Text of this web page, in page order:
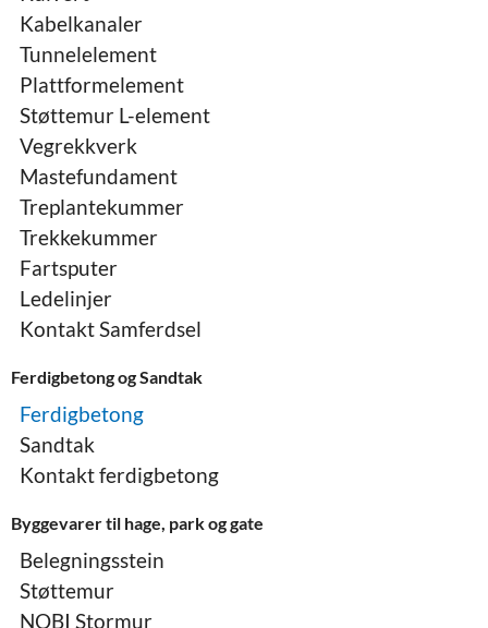
Kabelkanaler
Tunnelelement
Plattformelement
Støttemur L-element
Vegrekkverk
Mastefundament
Treplantekummer
Trekkekummer
Fartsputer
Ledelinjer
Kontakt Samferdsel
Ferdigbetong og Sandtak
Ferdigbetong
Sandtak
Kontakt ferdigbetong
Byggevarer til hage, park og gate
Belegningsstein
Støttemur
NOBI Stormur